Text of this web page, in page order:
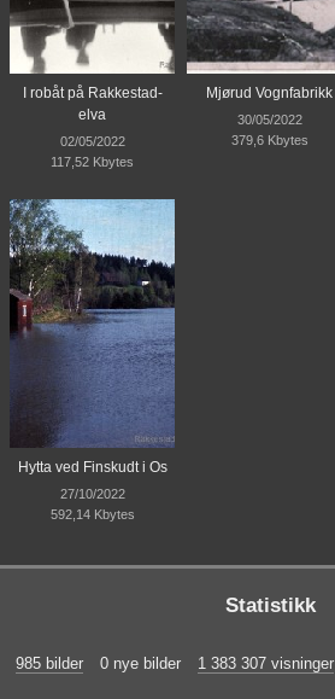
I robåt på Rakkestad-
elva
02/05/2022
117,52 Kbytes
Mjørud Vognfabrikk
30/05/2022
379,6 Kbytes
Hytta ved Finskudt i Os
27/10/2022
592,14 Kbytes
Statistikk
985 bilder 0 nye bilder 1 383 307 visninger